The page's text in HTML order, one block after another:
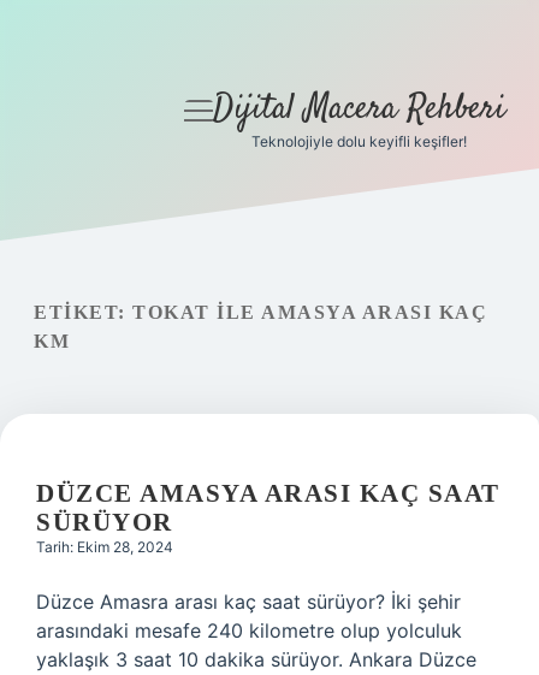
Gizlilik Politikası
Hakkımızda
menüyü
Dijital Macera Rehberi
Teknolojiyle dolu keyifli keşifler!
ETIKET: TOKAT ILE AMASYA ARASI KAÇ
KM
DÜZCE AMASYA ARASI KAÇ SAAT
SÜRÜYOR
Tarih: Ekim 28, 2024
Düzce Amasra arası kaç saat sürüyor? İki şehir
arasındaki mesafe 240 kilometre olup yolculuk
yaklaşık 3 saat 10 dakika sürüyor. Ankara Düzce